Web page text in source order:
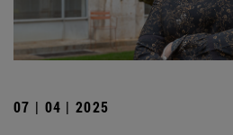
07 | 04 | 2025